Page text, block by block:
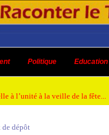
Politique Education
culturels 8 AOÛT 2026
8 AOÛT 2026
à l’unité à la veille de la fête...
à renoncer au retrait de la CPI
de dépôt